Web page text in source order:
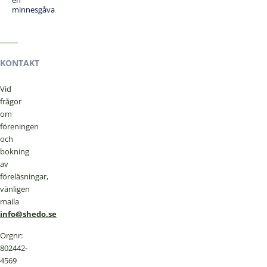
minnesgåva
KONTAKT
Vid
frågor
om
föreningen
och
bokning
av
föreläsningar,
vänligen
maila
info@shedo.se
Orgnr:
802442-
4569